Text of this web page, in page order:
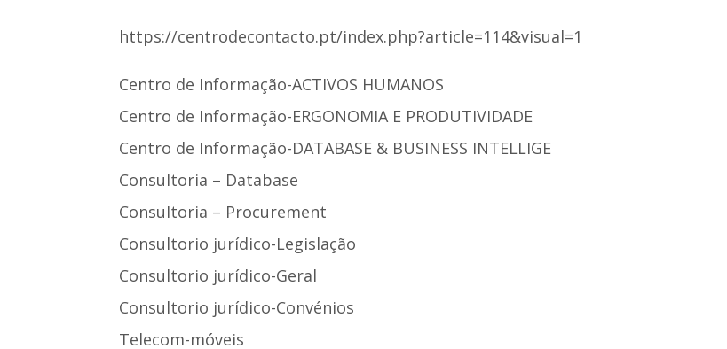
https://centrodecontacto.pt/index.php?article=114&visual=1
Centro de Informação-ACTIVOS HUMANOS
Centro de Informação-ERGONOMIA E PRODUTIVIDADE
Centro de Informação-DATABASE & BUSINESS INTELLIGE
Consultoria – Database
Consultoria – Procurement
Consultorio jurídico-Legislação
Consultorio jurídico-Geral
Consultorio jurídico-Convénios
Telecom-móveis